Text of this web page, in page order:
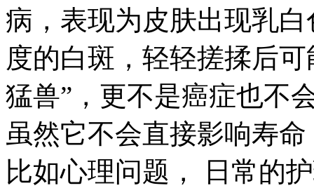
病，表现为皮肤出现乳
度的白斑，轻轻搓揉后
猛兽”，更不是癌症也不
虽然它不会直接影响寿
比如心理问题， 日常的